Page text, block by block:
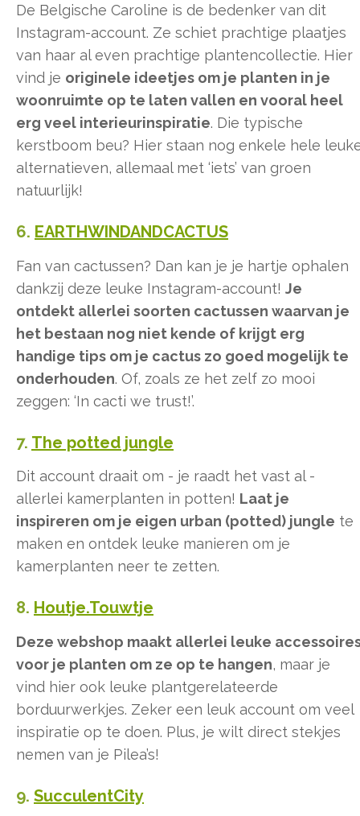
De Belgische Caroline is de bedenker van dit
Instagram-account. Ze schiet prachtige plaatjes
van haar al even prachtige plantencollectie. Hier
vind je originele ideetjes om je planten in je
woonruimte op te laten vallen en vooral heel
erg veel interieurinspiratie. Die typische
kerstboom beu? Hier staan nog enkele hele
alternatieven, allemaal met ‘iets’ van groen
natuurlijk!
6. EARTHWINDANDCACTUS
Fan van cactussen? Dan kan je je hartje ophalen
dankzij deze leuke Instagram-account! Je
ontdekt allerlei soorten cactussen waarvan je
het bestaan nog niet kende of krijgt erg
handige tips om je cactus zo goed mogelijk te
onderhouden. Of, zoals ze het zelf zo mooi
zeggen: ‘In cacti we trust!’.
7. The potted jungle
Dit account draait om - je raadt het vast al -
allerlei kamerplanten in potten! Laat je
inspireren om je eigen urban (potted) jungle te
maken en ontdek leuke manieren om je
kamerplanten neer te zetten.
8. Houtje.Touwtje
Deze webshop maakt allerlei leuke
voor je planten om ze op te hangen, maar je
vind hier ook leuke plantgerelateerde
borduurwerkjes. Zeker een leuk account om veel
inspiratie op te doen. Plus, je wilt direct stekjes
nemen van je Pilea’s!
9. SucculentCity